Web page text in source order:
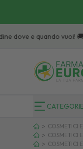
e quando vuoi! 🚚
CATEGORIE
> COSMETICI
> COSMETICI
> COSMETICI